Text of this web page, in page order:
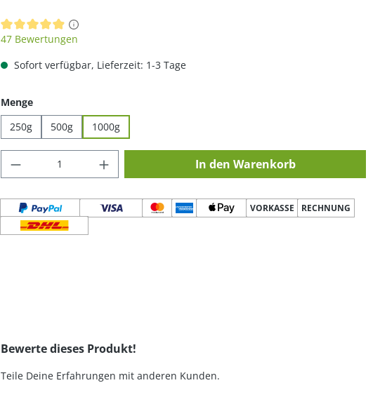
Durchschnittliche Bewertung von 4.89 von 5 Sternen
47 Bewertungen
Sofort verfügbar, Lieferzeit: 1-3 Tage
Mengeauswählen
250g
500g 1000g
Produkt Anzahl: Gib den gewünschten Wert
In den Warenkorb
VORKASSE RECHNUNG
Bewerte dieses Produkt!
Teile Deine Erfahrungen mit anderen Kunden.